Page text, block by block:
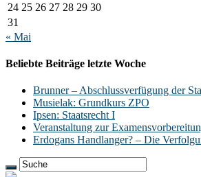
24 25 26 27 28 29 30
31
« Mai
Beliebte Beiträge letzte Woche
Brunner – Abschlussverfügung der
Musielak: Grundkurs ZPO
Ipsen: Staatsrecht I
Veranstaltung zur
Erdogans Handlanger? – Die